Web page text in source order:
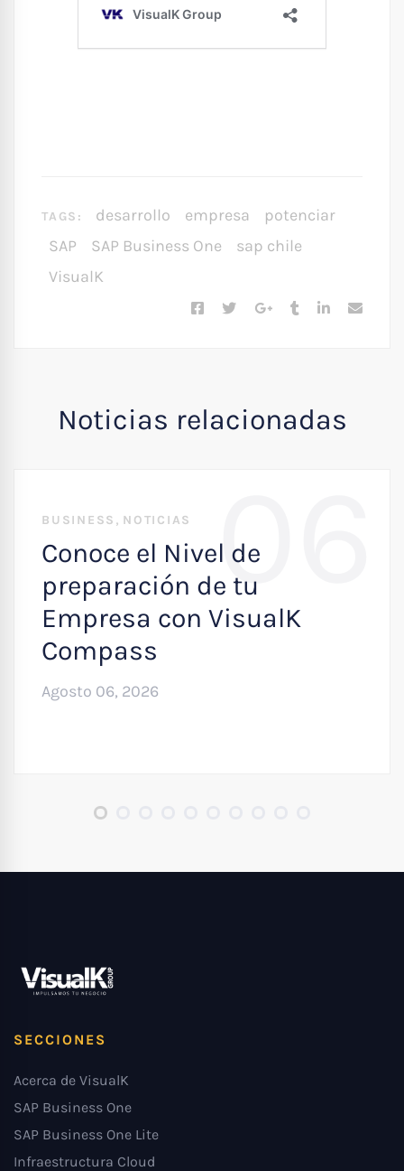
TAGS: desarrollo empresa
potenciar
SAP
SAP Business One
sap chile
VisualK
Noticias relacionadas
06
BUSINESS , NOTICIAS
Conoce el Nivel de
preparación de tu
Empresa con VisualK
Compass
Agosto 06, 2026
SECCIONES
Acerca de VisualK
SAP Business One
SAP Business One Lite
Infraestructura Cloud